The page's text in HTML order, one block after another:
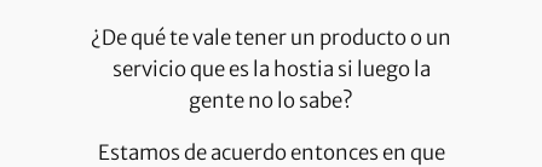
¿De qué te vale tener un producto o un
servicio que es la hostia si luego la
gente no lo sabe?
Estamos de acuerdo entonces en que